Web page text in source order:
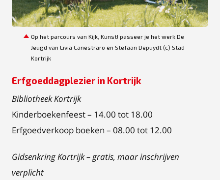
JPG
Op het parcours van Kijk, Kunst! passeer je het werk De
Jeugd van Livia Canestraro en Stefaan Depuydt (c) Stad
Kortrijk
Erfgoeddagplezier in Kortrijk
Bibliotheek Kortrijk
Kinderboekenfeest – 14.00 tot 18.00
Erfgoedverkoop boeken – 08.00 tot 12.00
Gidsenkring Kortrijk – gratis, maar inschrijven
verplicht